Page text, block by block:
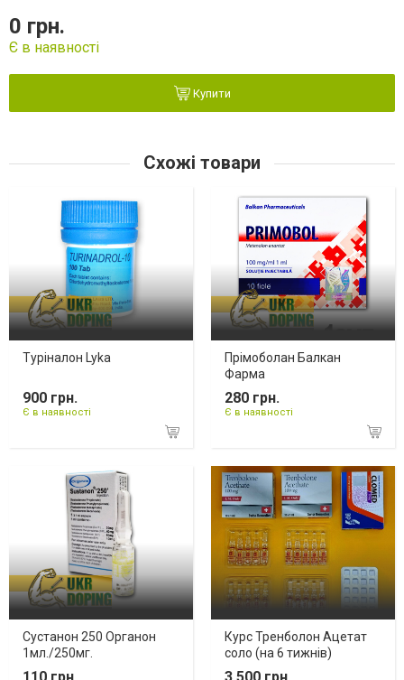
0 грн.
Є в наявності
Купити
Схожі товари
Туріналон Lyka
900 грн.
Є в наявності
Прімоболан Балкан
Фарма
280 грн.
Є в наявності
Сустанон 250 Органон
1мл./250мг.
Курс Тренболон Ацетат
соло (на 6 тижнів)